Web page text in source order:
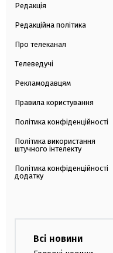
Редакція
Редакційна політика
Про телеканал
Телеведучі
Рекламодавцям
Правила користування
Політика конфіденційності
Політика використання
штучного інтелекту
Політика конфіденційності
додатку
Всі новини